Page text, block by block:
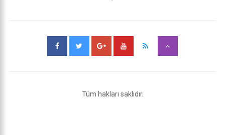
Tüm hakları saklıdır.